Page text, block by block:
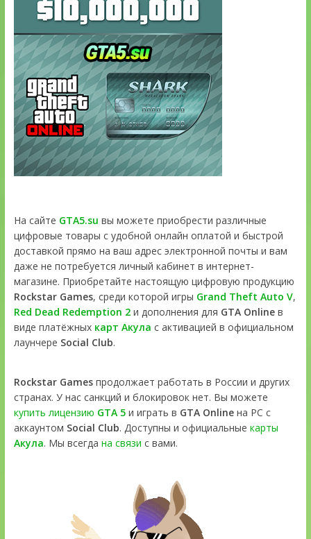
На сайте GTA5.su вы можете приобрести различные
цифровые товары с удобной онлайн оплатой и быстрой
доставкой прямо на ваш адрес электронной почты и вам
даже не потребуется личный кабинет в интернет-
магазине. Приобретайте настоящую цифровую продукцию
Rockstar Games, среди которой игры Grand Theft Auto V,
Red Dead Redemption 2и дополнения для GTA Onlineв
виде платёжных карт Акула с активацией в официальном
лаунчере Social Club.
Rockstar Gamesпродолжает работать в России и других
странах. У нас санкций и блокировок нет. Вы можете
купить лицензию GTA 5и играть в GTA Onlineна PC с
аккаунтом Social Club. Доступны и официальные карты
Акула. Мы всегда на связи с вами.